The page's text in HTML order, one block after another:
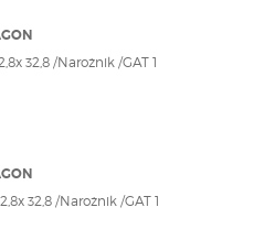
32,8 /Narożnik /GAT 1
32,8 /Narożnik /GAT 1